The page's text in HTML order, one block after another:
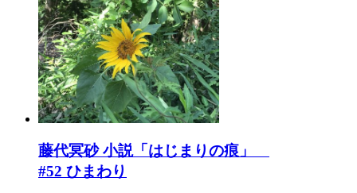
藤代冥砂 小説「はじまりの痕」
#52 ひまわり